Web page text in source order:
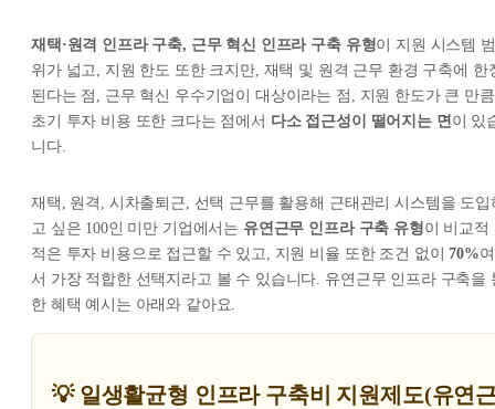
재택·원격 인프라 구축, 근무 혁신 인프라 구축 유형이 지원 시스템 범
위가 넓고, 지원 한도 또한 크지만, 재택 및 원격 근무 환경 구축에 한
된다는 점, 근무 혁신 우수기업이 대상이라는 점, 지원 한도가 큰 만큼
초기 투자 비용 또한 크다는 점에서 다소 접근성이 떨어지는 면이 있
니다.
재택, 원격, 시차출퇴근, 선택 근무를 활용해 근태관리 시스템을 도입
고 싶은 100인 미만 기업에서는 유연근무 인프라 구축 유형이 비교적
적은 투자 비용으로 접근할 수 있고, 지원 비율 또한 조건 없이70%여
서 가장 적합한 선택지라고 볼 수 있습니다. 유연근무 인프라 구축을
한 혜택 예시는 아래와 같아요.
💡 일생활균형 인프라 구축비 지원제도(유연